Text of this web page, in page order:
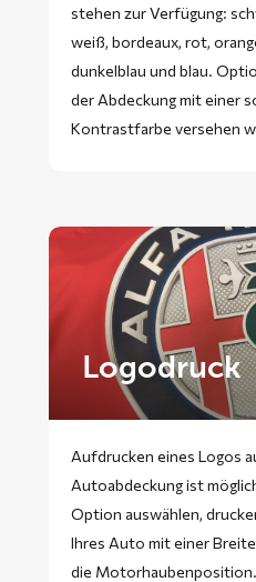
stehen zur Verfügung:
weiß, bordeaux, rot,
dunkelblau und blau.
der Abdeckung mit einer
Kontrastfarbe versehen
Logodruck
Aufdrucken eines Logos
Autoabdeckung ist
Option auswählen,
Ihres Auto mit einer
die Motorhaubenposition.